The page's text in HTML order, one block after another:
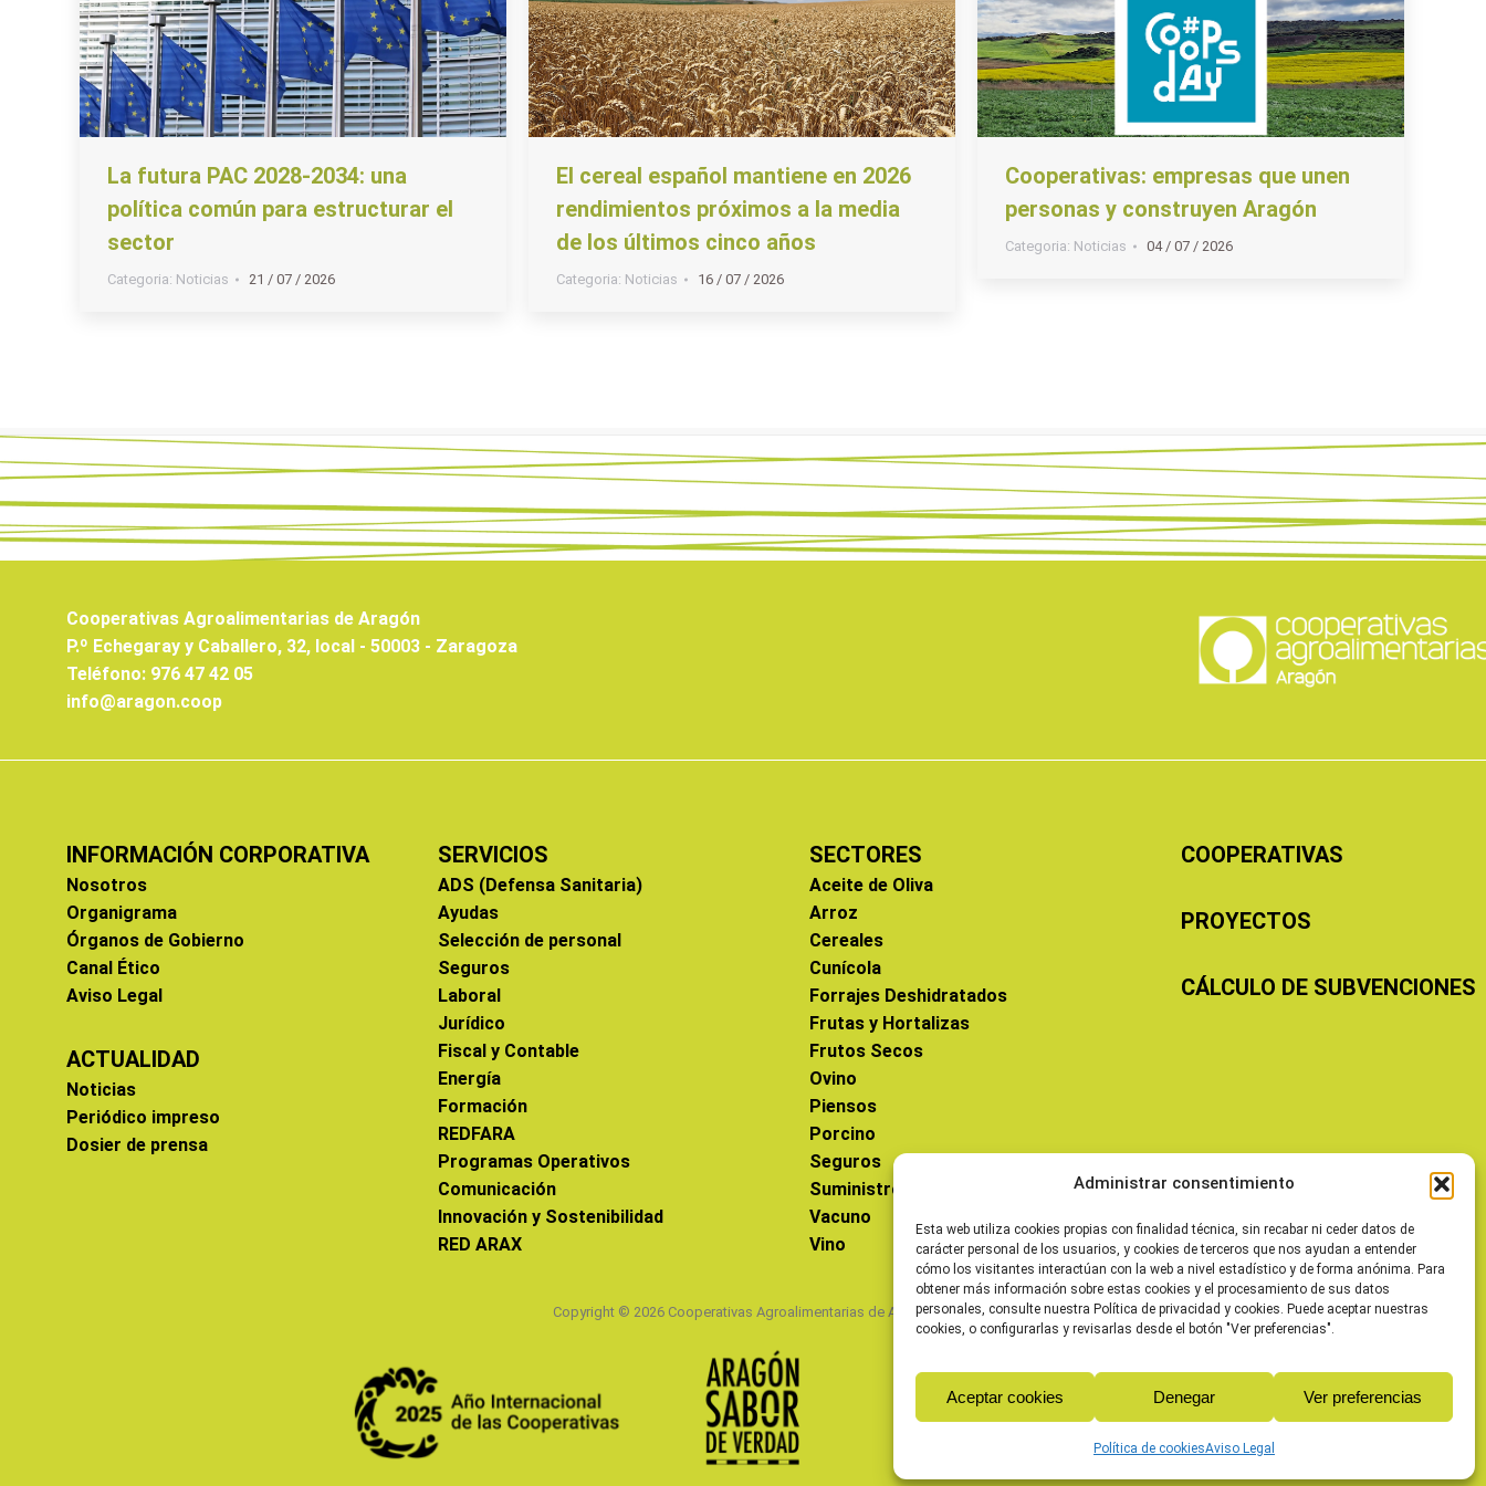
Administrar consentimiento
Esta web utiliza cookies propias con finalidad técnica, sin recabar ni ceder datos de
carácter personal de los usuarios, y cookies de terceros que nos ayudan a entender
cómo los visitantes interactúan con la web a nivel estadístico y de forma anónima. Para
obtener más información sobre estas cookies y el procesamiento de sus datos
personales, consulte nuestra Política de privacidad y cookies. Puede aceptar nuestras
cookies, o configurarlas y revisarlas desde el botón "Ver preferencias".
Aceptar cookies Denegar Ver preferencias
Política de cookiesAviso Legal
La futura PAC 2028-2034: una
política común para estructurar el
sector
Categoria: Noticias 21 / 07 / 2026
El cereal español mantiene en 2026
rendimientos próximos a la media
de los últimos cinco años
Categoria: Noticias 16 / 07 / 2026
Cooperativas: empresas que unen
personas y construyen Aragón
Categoria: Noticias 04 / 07 / 2026
Cooperativas Agroalimentarias de Aragón
P.º Echegaray y Caballero, 32, local - 50003 - Zaragoza
Teléfono: 976 47 42 05
info@aragon.coop
INFORMACIÓN CORPORATIVA
Nosotros
Organigrama
Órganos de Gobierno
Canal Ético
Aviso Legal
ACTUALIDAD
Noticias
Periódico impreso
Dosier de prensa
SERVICIOS
ADS (Defensa Sanitaria)
Ayudas
Selección de personal
Seguros
Laboral
Jurídico
Fiscal y Contable
Energía
Formación
REDFARA
Programas Operativos
Comunicación
Innovación y Sostenibilidad
RED ARAX
SECTORES
Aceite de Oliva
Arroz
Cereales
Cunícola
Forrajes Deshidratados
Frutas y Hortalizas
Frutos Secos
Ovino
Piensos
Porcino
Seguros
Suministros
Vacuno
Vino
COOPERATIVAS
PROYECTOS
CÁLCULO DE SUBVENCIONES
Copyright © 2026 Cooperativas Agroalimentarias de Aragón